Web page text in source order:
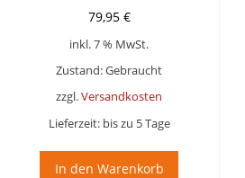
79,95 €
inkl. 7 % MwSt.
Zustand: Gebraucht
zzgl.Versandkosten
Lieferzeit: bis zu 5 Tage
In den Warenkorb